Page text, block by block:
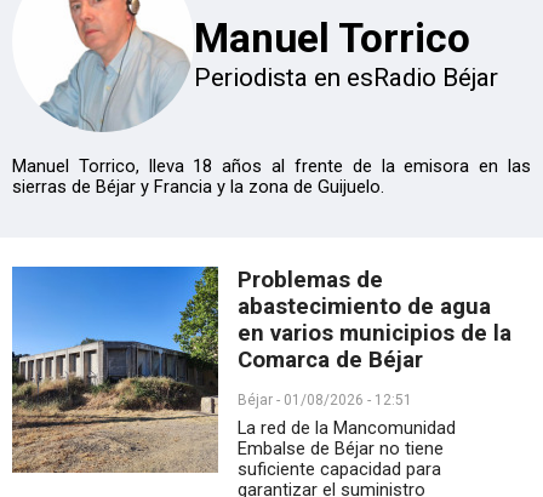
Manuel Torrico
Periodista en esRadio Béjar
Manuel Torrico, lleva 18 años al frente de la emisora en las
sierras de Béjar y Francia y la zona de Guijuelo.
Problemas de
abastecimiento de agua
en varios municipios de la
Comarca de Béjar
Béjar - 01/08/2026 - 12:51
La red de la Mancomunidad
Embalse de Béjar no tiene
suficiente capacidad para
garantizar el suministro